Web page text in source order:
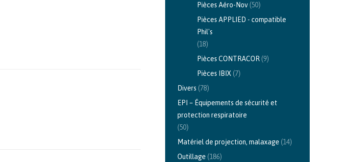
Pièces Aéro-Nov(50)
Pièces APPLIED - compatible
Phil's
(18)
Pièces CONTRACOR(9)
Pièces IBIX (7)
Divers (78)
EPI – Équipements de sécurité et
protection respiratoire
(50)
Matériel de projection, malaxage (14)
Outillage (186)